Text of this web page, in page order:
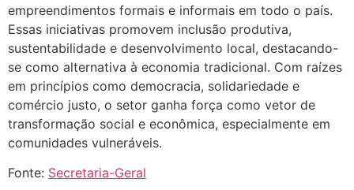
empreendimentos formais e informais em todo o país.
Essas iniciativas promovem inclusão produtiva,
sustentabilidade e desenvolvimento local, destacando-
se como alternativa à economia tradicional. Com raízes
em princípios como democracia, solidariedade e
comércio justo, o setor ganha força como vetor de
transformação social e econômica, especialmente em
comunidades vulneráveis.
Fonte: Secretaria-Geral